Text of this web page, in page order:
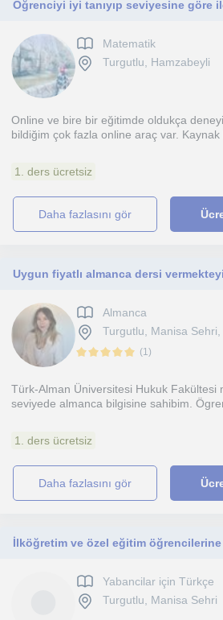
Matematik
Turgutlu, Hamzabeyli
Online ve bire bir eğitimde oldukça
bildiğim çok fazla online araç var. Kaynak
1. ders ücretsiz
daha fazlasını gör
Almanca
Turgutlu, Manisa Sehri,
(1)
Türk-Alman Üniversitesi Hukuk Fakültesi
seviyede almanca bilgisine sahibim.
1. ders ücretsiz
daha fazlasını gör
Yabancilar için Türkçe
Turgutlu, Manisa Sehri